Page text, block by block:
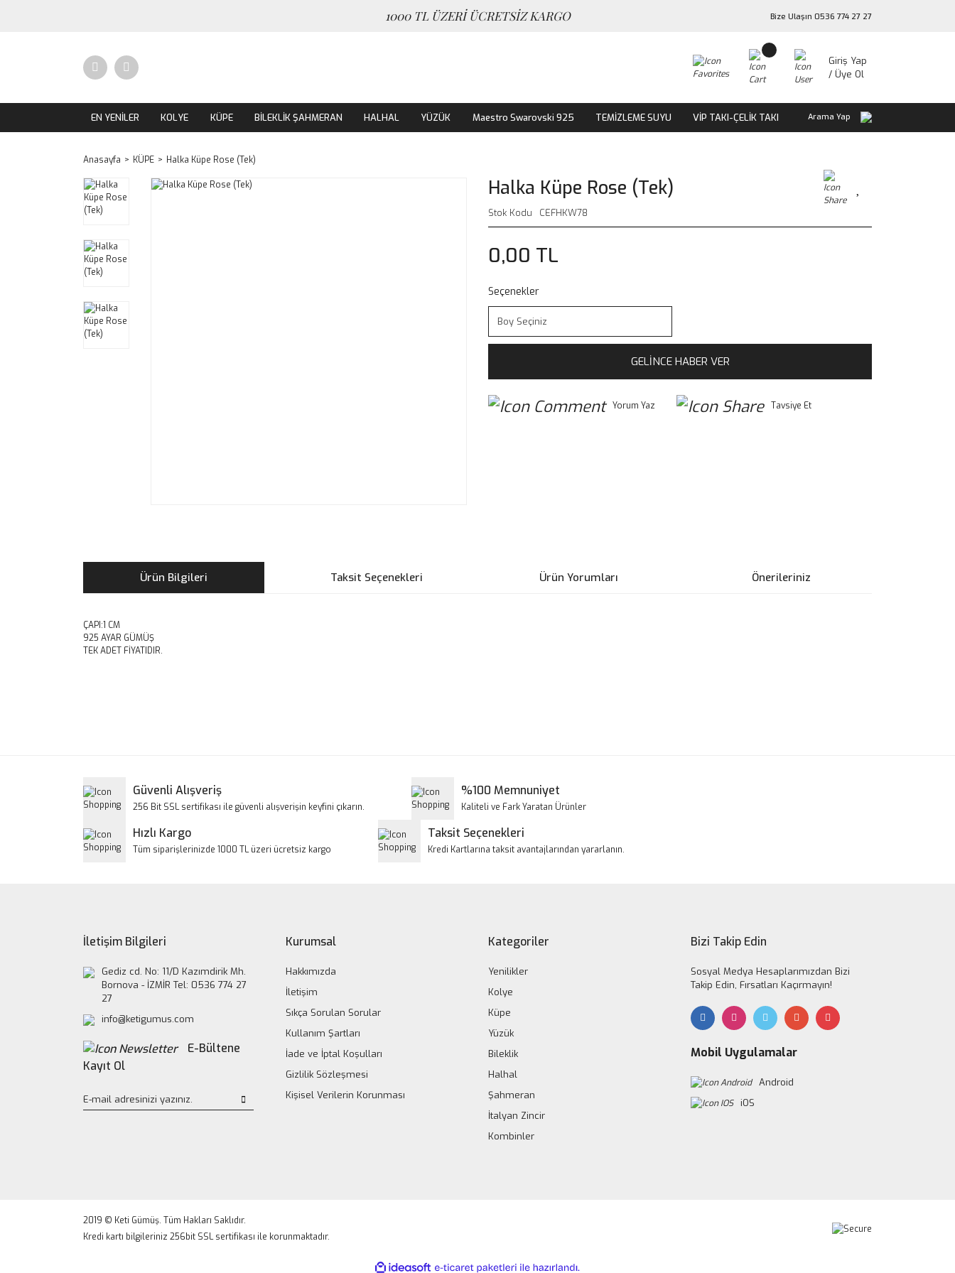
1000 TL ÜZERİ ÜCRETSİZ KARGO Bize Ulaşın 0536 774 27 27
Giriş Yap
/ Üye Ol
EN YENİLER KOLYE KÜPE BİLEKLİK ŞAHMERAN HALHAL YÜZÜK Maestro Swarovski 925 TEMİZLEME SUYU VİP TAKI-ÇELİK TAKI Arama Yap
Anasayfa KÜPE Halka Küpe Rose (Tek)
Halka Küpe Rose (Tek)
Stok Kodu CEFHKW78
0,00 TL
Seçenekler
GELİNCE HABER VER
Yorum Yaz Tavsiye Et
Ürün Bilgileri Taksit Seçenekleri Ürün Yorumları Önerileriniz
ÇAPI:1 CM
925 AYAR GÜMÜŞ
TEK ADET FİYATIDIR.
Ürün fiyatı diğer sitelerden daha pahalı.
Güvenli Alışveriş
256 Bit SSL sertifikası ile güvenli alışverişin keyfini çıkarın.
%100 Memnuniyet
Kaliteli ve Fark Yaratan Ürünler
Hızlı Kargo
Tüm siparişlerinizde 1000 TL üzeri ücretsiz kargo
Taksit Seçenekleri
Kredi Kartlarına taksit avantajlarından yararlanın.
İletişim Bilgileri
Gediz cd. No: 11/D Kazımdirik Mh.
Bornova - İZMİR Tel: 0536 774 27
27
info@ketigumus.com
E-Bültene
Kayıt Ol
Kurumsal
Hakkımızda
İletişim
Sıkça Sorulan Sorular
Kullanım Şartları
İade ve İptal Koşulları
Gizlilik Sözleşmesi
Kişisel Verilerin Korunması
Kategoriler
Yenilikler
Kolye
Küpe
Yüzük
Bileklik
Halhal
Şahmeran
İtalyan Zincir
Kombinler
Bizi Takip Edin
Sosyal Medya Hesaplarımızdan Bizi
Takip Edin, Fırsatları Kaçırmayın!
Mobil Uygulamalar
Android
iOS
2019 © Keti Gümüş. Tüm Hakları Saklıdır.
Kredi kartı bilgileriniz 256bit SSL sertifikası ile korunmaktadır.
ideasoft e-